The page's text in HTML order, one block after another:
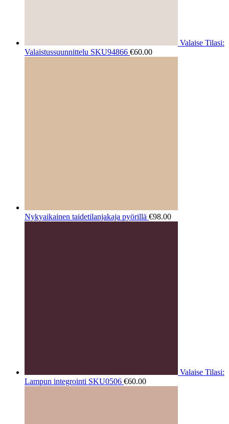
Valaise Tilasi:
Valaistussuunnittelu SKU94866 €60.00
Nykyaikainen taidetilanjakaja pyörillä €98.00
Valaise Tilasi:
Lampun integrointi SKU0506 €60.00